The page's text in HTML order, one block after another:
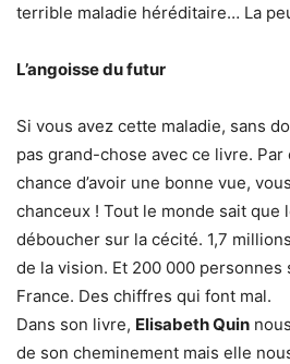
terrible maladie héréditaire… La
L’angoisse du futur
Si vous avez cette maladie, sans
pas grand-chose avec ce livre.
chance d’avoir une bonne vue,
chanceux ! Tout le monde sait que
déboucher sur la cécité. 1,7
de la vision. Et 200 000 personnes
France. Des chiffres qui font mal.
Dans son livre, Elisabeth Quin
de son cheminement mais elle